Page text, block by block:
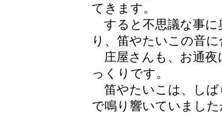
てきます。
すると不思議な事に
り、笛やたいこの音
庄屋さんも、お通夜
っくりです。
笛やたいこは、しば
で鳴り響いていまし